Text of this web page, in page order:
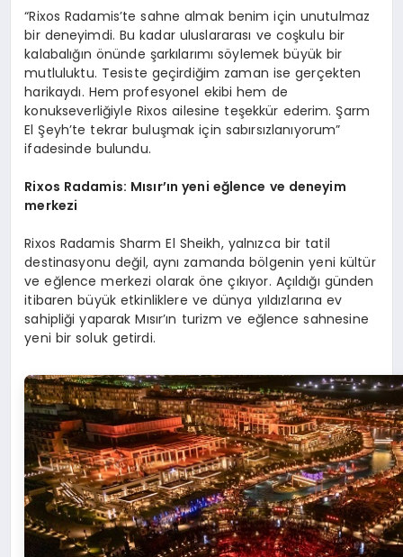
“Rixos Radamis’te sahne almak benim için unutulmaz
bir deneyimdi. Bu kadar uluslararası ve coşkulu bir
kalabalığın önünde şarkılarımı söylemek büyük bir
mutluluktu. Tesiste geçirdiğim zaman ise gerçekten
harikaydı. Hem profesyonel ekibi hem de
konukseverliğiyle Rixos ailesine teşekkür ederim. Şarm
El Şeyh’te tekrar buluşmak için sabırsızlanıyorum”
ifadesinde bulundu.
Rixos Radamis: Mısır’ın yeni eğlence ve deneyim
merkezi
Rixos Radamis Sharm El Sheikh, yalnızca bir tatil
destinasyonu değil, aynı zamanda bölgenin yeni kültür
ve eğlence merkezi olarak öne çıkıyor. Açıldığı günden
itibaren büyük etkinliklere ve dünya yıldızlarına ev
sahipliği yaparak Mısır’ın turizm ve eğlence sahnesine
yeni bir soluk getirdi.